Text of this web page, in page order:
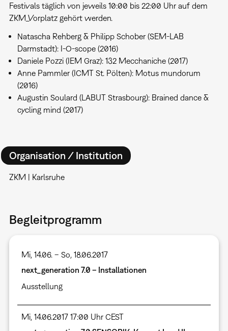
Festivals täglich von jeweils 10:00 bis 22:00 Uhr auf dem
ZKM_Vorplatz gehört werden.
Natascha Rehberg & Philipp Schober (SEM-LAB
Darmstadt): I-O-scope (2016)
Daniele Pozzi (IEM Graz): 132 Mecchaniche (2017)
Anne Pammler (ICMT St. Pölten): Motus mundorum
(2016)
Augustin Soulard (LABUT Strasbourg): Brained dance &
cycling mind (2017)
Organisation / Institution
ZKM | Karlsruhe
Begleitprogramm
Mi, 14.06. – So, 18.06.2017
next_generation 7.0 – Installationen
Ausstellung
Mi, 14.06.2017 17:00 Uhr CEST